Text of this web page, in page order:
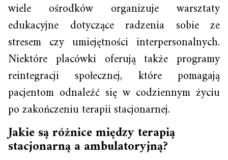
wiele ośrodków organizuje warsztaty
edukacyjne dotyczące radzenia sobie ze
stresem czy umiejętności interpersonalnych.
Niektóre placówki oferują także programy
reintegracji społecznej, które pomagają
pacjentom odnaleźć się w codziennym życiu
po zakończeniu terapii stacjonarnej.
Jakie są różnice między terapią
stacjonarną a ambulatoryjną?